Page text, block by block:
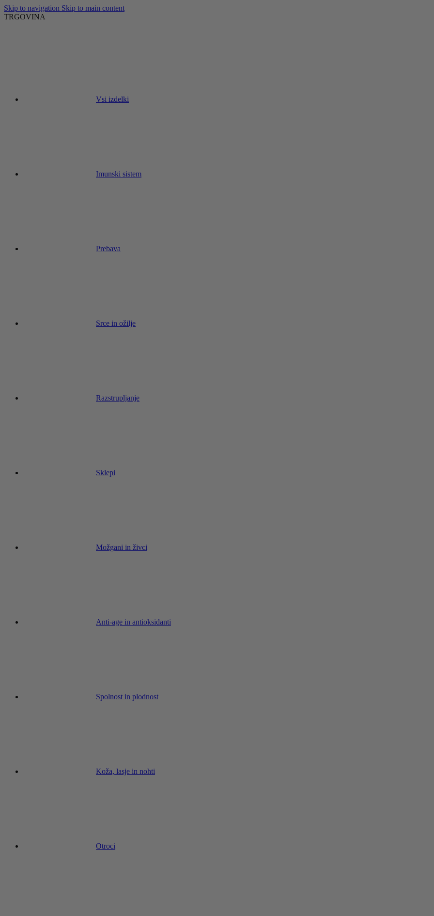
Skip to navigation Skip to main content
TRGOVINA
Vsi izdelki
Imunski sistem
Prebava
Srce in ožilje
Razstrupljanje
Sklepi
Možgani in živci
Anti-age in antioksidanti
Spolnost in plodnost
Koža, lasje in nohti
Otroci